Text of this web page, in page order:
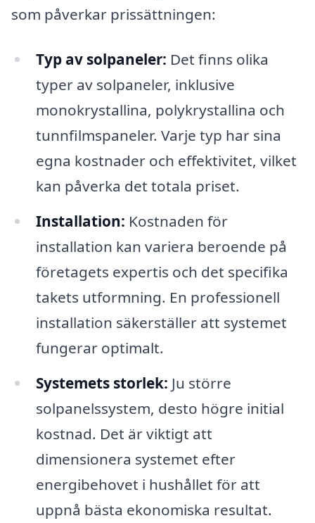
som påverkar prissättningen:
Typ av solpaneler: Det finns olika
typer av solpaneler, inklusive
monokrystallina, polykrystallina och
tunnfilmspaneler. Varje typ har sina
egna kostnader och effektivitet, vilket
kan påverka det totala priset.
Installation: Kostnaden för
installation kan variera beroende på
företagets expertis och det specifika
takets utformning. En professionell
installation säkerställer att systemet
fungerar optimalt.
Systemets storlek: Ju större
solpanelssystem, desto högre initial
kostnad. Det är viktigt att
dimensionera systemet efter
energibehovet i hushållet för att
uppnå bästa ekonomiska resultat.